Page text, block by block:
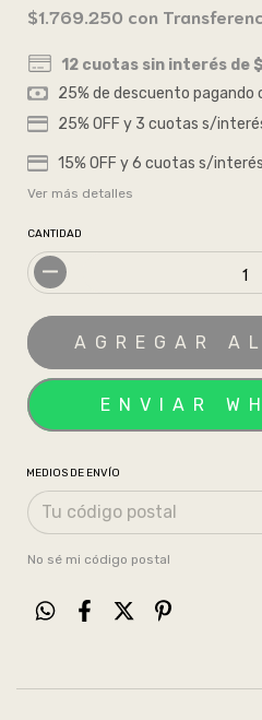
$1.769.250 con
12 cuotas sin interés de
Ver más detalles
CANTIDAD
MEDIOS DE ENVÍO
No sé mi código postal